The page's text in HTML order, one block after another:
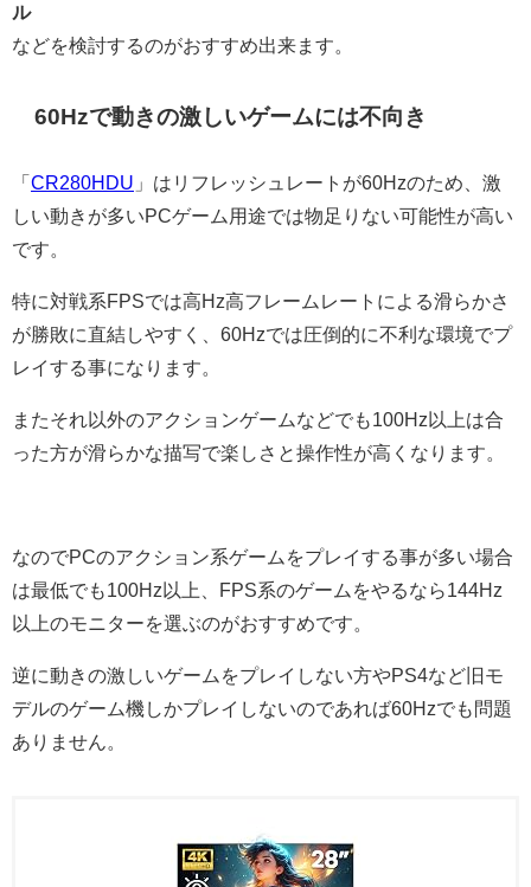
ル
などを検討するのがおすすめ出来ます。
60Hzで動きの激しいゲームには不向き
「CR280HDU 」はリフレッシュレートが60Hzのため、激
しい動きが多いPCゲーム用途では物足りない可能性が高い
です。
特に対戦系FPSでは高Hz高フレームレートによる滑らかさ
が勝敗に直結しやすく、60Hzでは圧倒的に不利な環境でプ
レイする事になります。
またそれ以外のアクションゲームなどでも100Hz以上は合
った方が滑らかな描写で楽しさと操作性が高くなります。
なのでPCのアクション系ゲームをプレイする事が多い場合
は最低でも100Hz以上、FPS系のゲームをやるなら144Hz
以上のモニターを選ぶのがおすすめです。
逆に動きの激しいゲームをプレイしない方やPS4など旧モ
デルのゲーム機しかプレイしないのであれば60Hzでも問題
ありません。